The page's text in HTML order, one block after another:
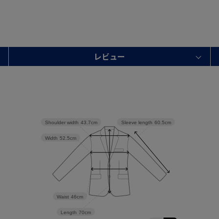
レビュー
Sleeve length 60.5cm
Length 70cm
Waist 46cm
Width 52.5cm
Shoulder width 43.7cm